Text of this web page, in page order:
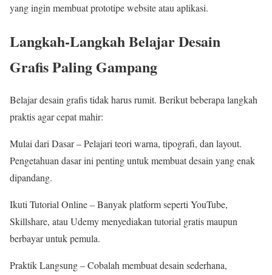
yang ingin membuat prototipe website atau aplikasi.
Langkah-Langkah Belajar Desain
Grafis Paling Gampang
Belajar desain grafis tidak harus rumit. Berikut beberapa langkah
praktis agar cepat mahir:
Mulai dari Dasar – Pelajari teori warna, tipografi, dan layout.
Pengetahuan dasar ini penting untuk membuat desain yang enak
dipandang.
Ikuti Tutorial Online – Banyak platform seperti YouTube,
Skillshare, atau Udemy menyediakan tutorial gratis maupun
berbayar untuk pemula.
Praktik Langsung – Cobalah membuat desain sederhana,